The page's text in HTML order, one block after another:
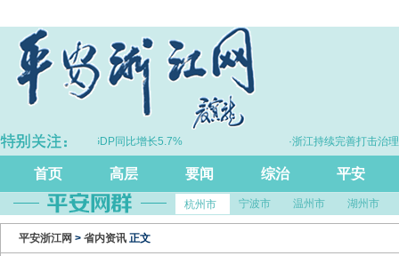
·上半年浙江GDP同比增长5.7% ·浙江持续完善打击治理电
首页 高层 要闻 综治 平安
杭州市 宁波市 温州市 湖州市
平安浙江网 > 省内资讯 正文